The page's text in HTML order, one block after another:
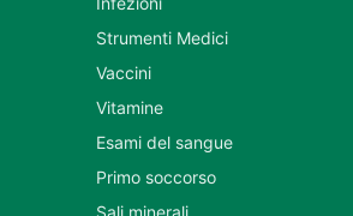
Strumenti Medici
Vaccini
Vitamine
Esami del sangue
Primo soccorso